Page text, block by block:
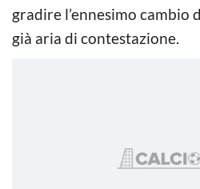
gradire l’ennesimo cambio
già aria di contestazione.